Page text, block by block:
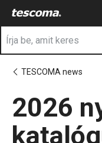
A 2026 nyári katalógus
TESCOMA news
2026